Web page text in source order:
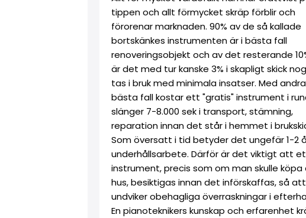
tippen och allt förmycket skräp förblir och
förorenar marknaden. 90% av de så kallade
bortskänkes instrumenten är i bästa fall
renoveringsobjekt och av det resterande
är det med tur kanske 3% i skapligt skick
tas i bruk med minimala insatser. Med
bästa fall kostar ett "gratis" instrument i
slänger 7-8.000 sek i transport, stämning,
reparation innan det står i hemmet i
Som översatt i tid betyder det ungefär 1-2
underhållsarbete. Därför är det viktigt att
instrument, precis som om man skulle
hus, besiktigas innan det införskaffas, så
undviker obehagliga överraskningar i
En pianoteknikers kunskap och erfarenhet